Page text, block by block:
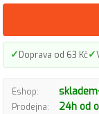
✓Doprava od 63 Kč✓
Eshop: skladem
Prodejna: 24h od